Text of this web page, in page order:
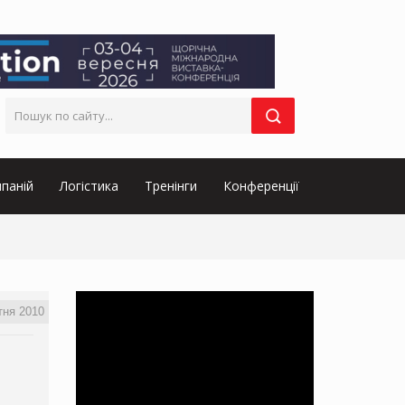
Логістика Тренінги Конференції
2010